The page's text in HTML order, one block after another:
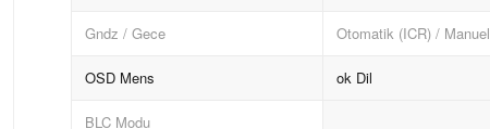
Gndz / Gece Otomatik (ICR) / Manuel
OSD Mens ok Dil
BLC Modu